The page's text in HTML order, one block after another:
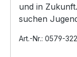
und in Zukunft. In einer Welt voller Optionen
suchen
Art.-Nr.: 0579-